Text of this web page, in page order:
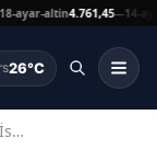
altin4.761,45—14-ayar-altin
26°C
Başkan Büyükkılıç, İstanbul Mobilya Fuarını Ziyaret Etti